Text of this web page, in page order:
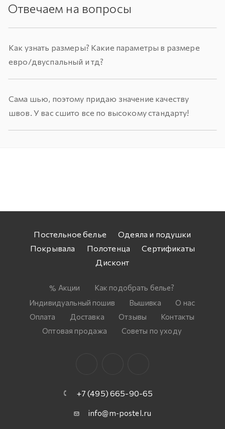
Отвечаем на вопросы
Как узнать размеры? Какие параметры в размере
евро/двуспальный и тд?
Сама шью, поэтому придаю значение качеству
швов. У вас сшито все по высокому стандарту!
Постельное белье
Одеяла и подушки
Покрывала
Полотенца
Сертификаты
Дисконт
Акции
Как подобрать белье?
Индивидуальный пошив
Вышивка
О нас
Оплата
Доставка Отзывы
Контакты
Оптовая продажа
Советы по уходу
+7 (495) 665-90-65
info@m-postel.ru